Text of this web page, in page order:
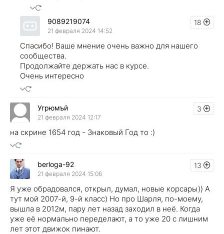
18
9089219074
21 февраля 2024 14:52
Спасибо! Ваше мнение очень важно для нашего
сообщества.
Продолжайте держать нас в курсе.
Очень интересно
3
Угрюмъй
21 февраля 2024 12:17
на скрине 1654 год - Знаковый Год то :)
13
berloga-92
21 февраля 2024 15:06
Я уже обрадовался, открыл, думал, новые корсары)) А
тут мой 2007-й, 9-й класс) Но про Шарля, по-моему,
вышла в 2012м, пару лет назад заходил в неё. Когда
уже её нормально переделают, а то уже 20 с лишним
лет этот движок пинают.